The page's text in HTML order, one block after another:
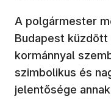
A polgármester
Budapest küzdött
kormánnyal
szimbolikus és
jelentősége